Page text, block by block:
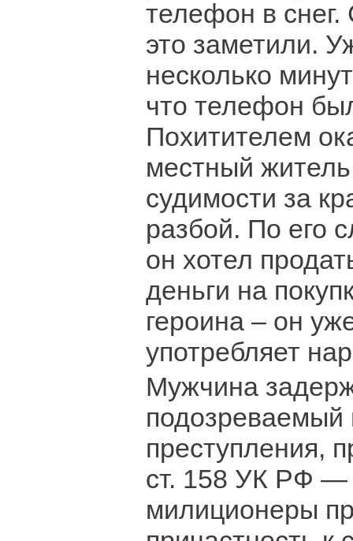
телефон в
это заметили.
несколько
что телефон
Похитителем
местный
судимости за
разбой. По его
он хотел
деньги на
героина – он
употребляет
Мужчина
преступления,
ст. 158 УК РФ —
милиционеры